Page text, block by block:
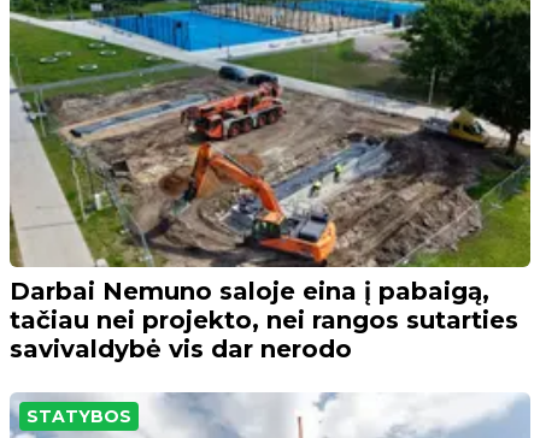
Darbai Nemuno saloje eina į pabaigą,
tačiau nei projekto, nei rangos sutarties
savivaldybė vis dar nerodo
STATYBOS